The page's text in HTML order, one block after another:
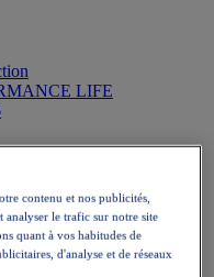
LIFE
contenu et nos publicités,
analyser le trafic sur notre site
quant à vos habitudes de
d'analyse et de réseaux